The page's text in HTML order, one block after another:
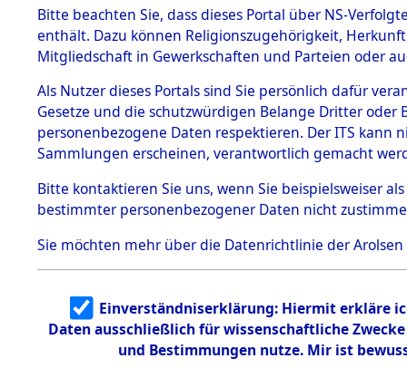
BESTÄNDE
1.
mente
5. Verschiedenes
5.3
Todesmärsche
5.3.1 Alliierte
Erhebungen
zu
Todesmärsch
en
5.3.2
Identifizierun
g
5.3.3
Todesmärsch
Dead -
Branch -
0020
Bitte beachten Sie, dass dieses Portal über NS-
enthält. Dazu können Religionszugehörigkeit,
Mitgliedschaft in Gewerkschaften und Parteien oder
Als Nutzer dieses Portals sind Sie persönlich dafür
Gesetze und die schutzwürdigen Belange Dritter
personenbezogene Daten respektieren. Der ITS
Sammlungen erscheinen, verantwortlich gemacht
Bitte kontaktieren Sie uns, wenn Sie beispielsweiser
bestimmter personenbezogener Daten nicht
Sie möchten mehr über die Datenrichtlinie der Arolsen
Einverständniserklärung: Hiermit erkläre
Daten ausschließlich für wissenschaftliche
und Bestimmungen nutze. Mir ist